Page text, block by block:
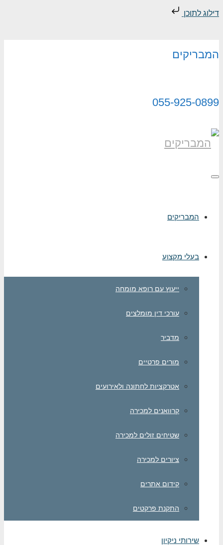
055-
מקצוע
ייעוץ עם רופא מומחה
עורכי דין מומלצים
מורים פרטיים
אטרקציות לחתונה ולאירועים
קרוואנים למכירה
שטיחים זולים למכירה
ציורים למכירה
קידום אתרים
התקנת פרקטים
ניקיון